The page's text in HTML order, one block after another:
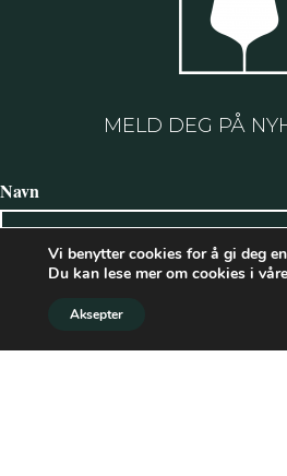
MELD DEG PÅ
Navn
Vi benytter cookies for å gi deg
Du kan lese mer om cookies i våre
Aksepter